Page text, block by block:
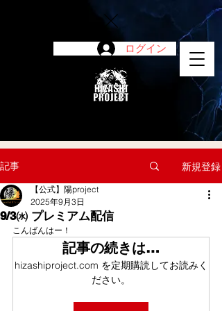
ログイン
記事 新規登録
9/3㈬ プレミアム配信
【公式】陽project
2025年9月3日
こんばんはー！
記事の続きは…
hizashiproject.com を定期購読してお読みく
ださい。